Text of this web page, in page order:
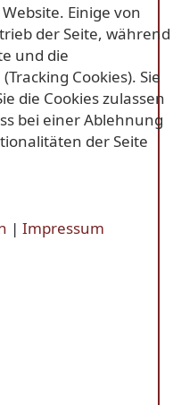
Einige von
der Seite, während
und die
Cookies). Sie
die Cookies zulassen
bei einer Ablehnung
der Seite
| Impressum